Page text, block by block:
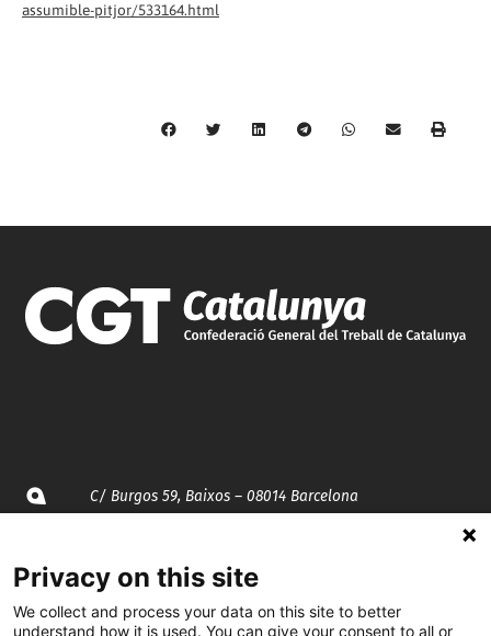
assumible-pitjor/533164.html
C/ Burgos 59, Baixos – 08014 Barcelona
935 120 481
Privacy on this site
We collect and process your data on this site to better
understand how it is used. You can give your consent to all or